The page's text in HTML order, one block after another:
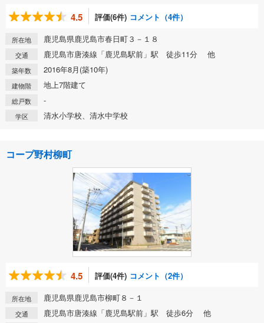
4.5 評価(6件) コメント（4件）
所在地 鹿児島県鹿児島市春日町３－１８
交通 鹿児島市唐湊線「鹿児島駅前」駅 徒歩11分 他
築年数 2016年8月(築10年)
建物階 地上7階建て
総戸数 -
学区 清水小学校、清水中学校
コープ野村柳町
4.5 評価(4件) コメント（2件）
所在地 鹿児島県鹿児島市柳町８－１
交通 鹿児島市唐湊線「鹿児島駅前」駅 徒歩6分 他